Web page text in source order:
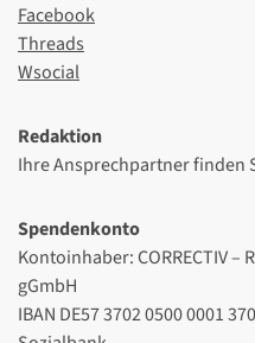
Facebook
Threads
Wsocial
Redaktion
Ihre Ansprechpartner finden
Spendenkonto
Kontoinhaber: CORRECTIV
gGmbH
IBAN DE57 3702 0500 0001